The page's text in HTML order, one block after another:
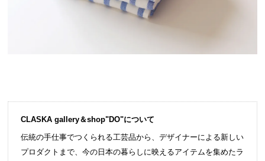
CLASKA gallery＆shop"DO"について
伝統の手仕事でつくられる工芸品から、デザイナーによる新しい
プロダクトまで、今の日本の暮らしに映えるアイテムを集めたラ